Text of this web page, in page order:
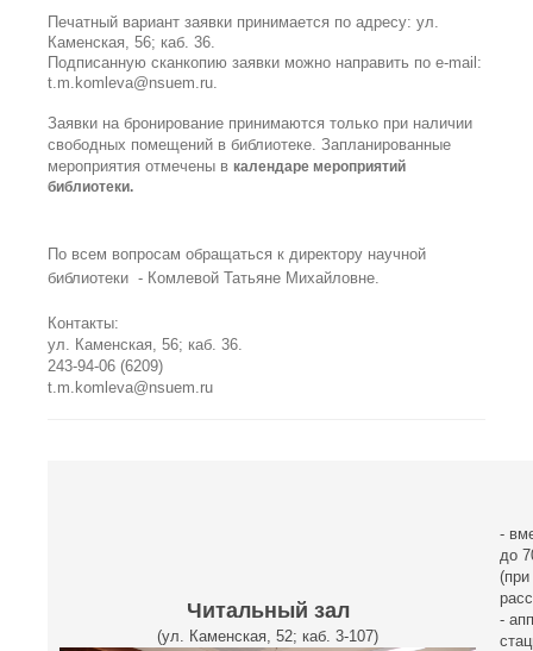
Печатный вариант заявки принимается по адресу: ул.
Каменская, 56; каб. 36.
Подписанную сканкопию заявки можно направить по e-mail:
t.m.komleva@nsuem.ru.
Заявки на бронирование принимаются только при наличии
свободных помещений в библиотеке. Запланированные
мероприятия отмечены в календаре мероприятий
библиотеки.
По всем вопросам обращаться к директору научной
библиотеки - Комлевой Татьяне Михайловне.
Контакты:
ул. Каменская, 56; каб. 36.
243-94-06 (6209)
t.m.komleva@nsuem.ru
Читальный зал
(ул. Каменская, 52; каб. 3-107)
-
до
(при
-